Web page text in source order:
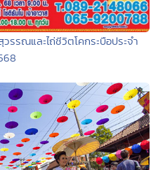
รณและไถ่ชีวิตโคกระบือประจำ